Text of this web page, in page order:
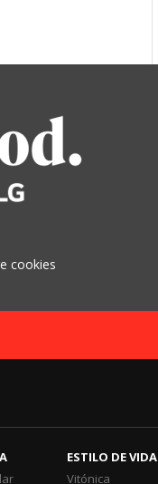
cookies
ESTILO DE VIDA
Vitónica